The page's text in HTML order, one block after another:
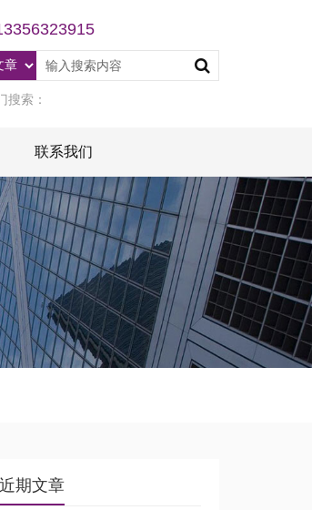
搜索：
联系我们
近期文章